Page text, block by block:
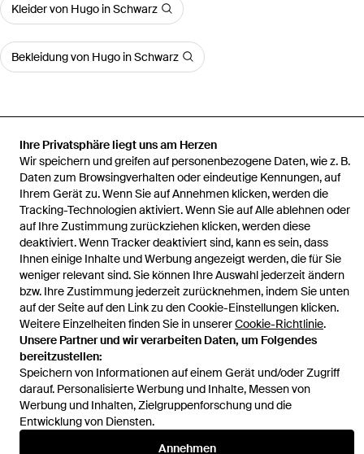
Ihre Privatsphäre liegt uns am Herzen
Wir speichern und greifen auf personenbezogene Daten, wie z. B.
Daten zum Browsingverhalten oder eindeutige Kennungen, auf
Ihrem Gerät zu. Wenn Sie auf Annehmen klicken, werden die
Tracking-Technologien aktiviert. Wenn Sie auf Alle ablehnen oder
auf Ihre Zustimmung zurückziehen klicken, werden diese
deaktiviert. Wenn Tracker deaktiviert sind, kann es sein, dass
Ihnen einige Inhalte und Werbung angezeigt werden, die für Sie
weniger relevant sind. Sie können Ihre Auswahl jederzeit ändern
bzw. Ihre Zustimmung jederzeit zurücknehmen, indem Sie unten
auf der Seite auf den Link zu den Cookie-Einstellungen klicken.
Weitere Einzelheiten finden Sie in unsererCookie-Richtlinie.
Unsere Partner und wir verarbeiten Daten, um Folgendes
bereitzustellen:
Speichern von Informationen auf einem Gerät und/oder Zugriff
darauf. Personalisierte Werbung und Inhalte, Messen von
Werbung und Inhalten, Zielgruppenforschung und die
Entwicklung von Diensten.
Annehmen
Kleider von Hugo in Schwarz
Bekleidung von Hugo in Schwarz
Startseite Damen Kleider HUGO Kleider
50533629 Regular Fit
Hilfe und Informationen